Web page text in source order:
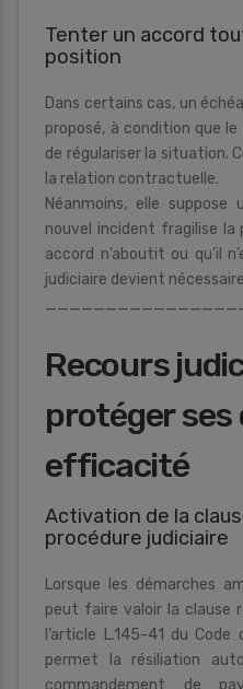
Tenter un accord
position
Dans certains cas, un
proposé, à condition que
de régulariser la situation.
la relation contractuelle.
Néanmoins, elle
nouvel incident fragilise la
accord n’aboutit ou qu’il
judiciaire devient
Recours
protéger
efficacité
Activation de la
procédure judiciaire
Lorsque les démarches
peut faire valoir la clause
l’article L.145-41 du
permet la résiliation
commandement de